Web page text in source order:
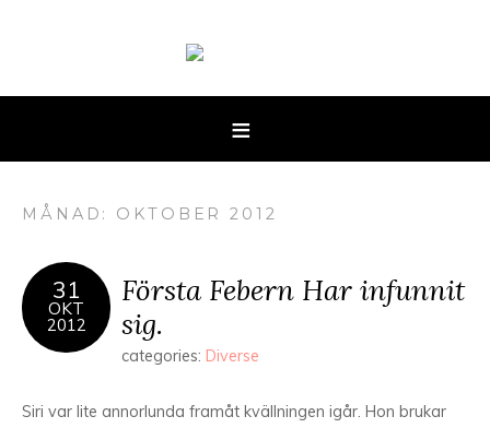
MÅNAD: OKTOBER 2012
31
OKT
2012
Första Febern Har infunnit
sig.
categories: Diverse
Siri var lite annorlunda framåt kvällningen igår. Hon brukar